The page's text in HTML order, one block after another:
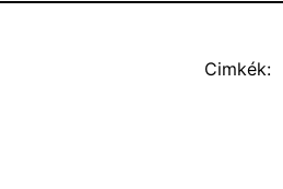
Cimkék: